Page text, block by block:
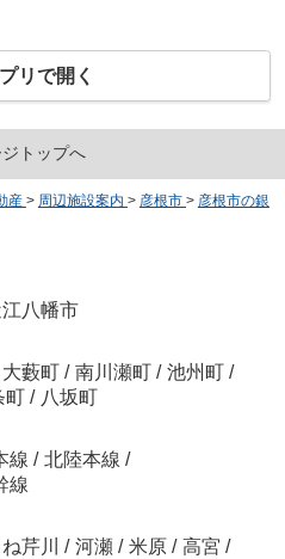
リで開く
トップへ
産 > 周辺施設案内 > 彦根市 > 彦根市の銀
八幡市
大藪町 / 南川瀬町 / 池州町 /
町 / 八坂町
線 / 北陸本線 /
線
芹川 / 河瀬 / 米原 / 高宮 /